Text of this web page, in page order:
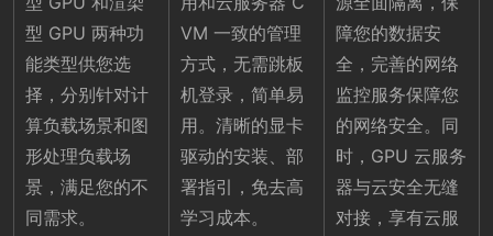
型 GPU 两种功
能类型供您选
择，分别针对计
算负载场景和图
形处理负载场
景，满足您的不
同需求。
VM 一致的管理
方式，无需跳板
机登录，简单易
用。清晰的显卡
驱动的安装、部
署指引，免去高
学习成本。
障您的数据安
全，完善的网络
监控服务保障您
的网络安全。同
时，GPU 云服务
器与云安全无缝
对接，享有云服